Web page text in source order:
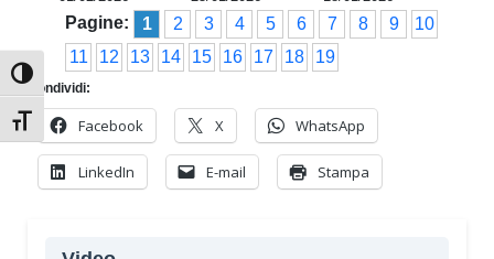
Attiva/disattiva alto contrasto
Attiva/disattiva dimensione testo
Pagine: 1 2 3 4 5 6 7 8 9
10
11
12 13 14 15 16 17 18 19
Condividi:
Facebook X WhatsApp
LinkedIn E-mail Stampa